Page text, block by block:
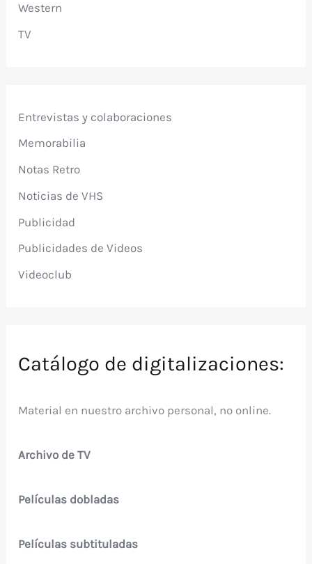
Western
TV
Entrevistas y colaboraciones
Memorabilia
Notas Retro
Noticias de VHS
Publicidad
Publicidades de Videos
Videoclub
Catálogo de digitalizaciones:
Material en nuestro archivo personal, no online.
Archivo de TV
Películas dobladas
Películas subtituladas